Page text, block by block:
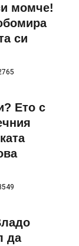
момче!
си
Ето с
да